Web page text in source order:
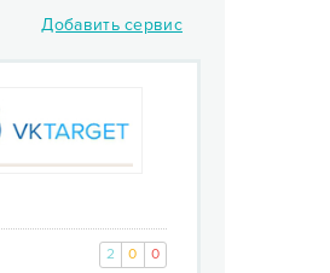
Добавить сервис
2 0 0